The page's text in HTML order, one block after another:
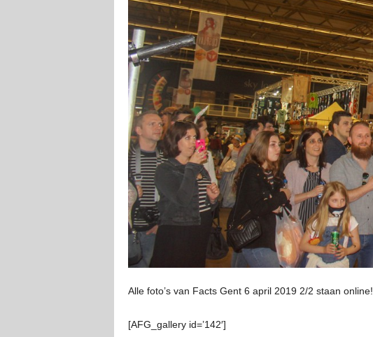
Alle foto’s van Facts Gent 6 april 2019 2/2 staan online!
[AFG_gallery id=’142′]